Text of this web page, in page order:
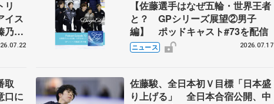
リ
ス
乃、
【佐藤選手はなぜ五輪・世界王者
と？ GPシリーズ展望②男子
編】 ポッドキャスト#73を配信
ニュース 2026.07.17
取
口に
佐藤駿、全日本初Ｖ目標「日本盛
り上げる」 全日本合宿公開、中